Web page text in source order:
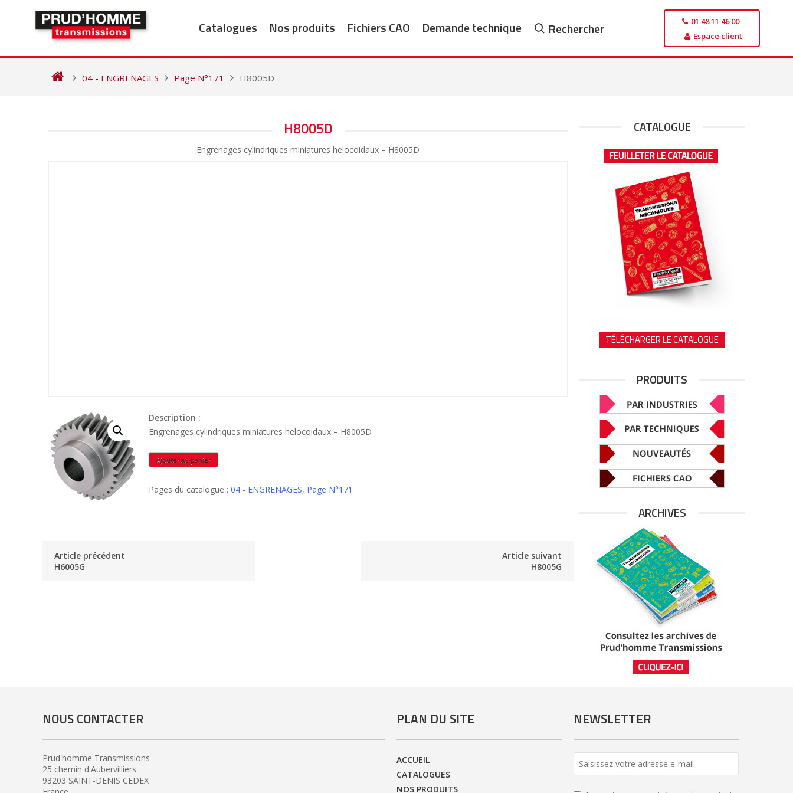
Catalogues Nos produits Fichiers CAO Demande technique Rechercher
01 48 11 46 00
Espace client
04 - ENGRENAGES Page N°171 H8005D
H8005D
Engrenages cylindriques miniatures helocoidaux – H8005D
Description :
Engrenages cylindriques miniatures helocoidaux – H8005D
quantité
de
Ajouter au panier
Pages du catalogue : 04 - ENGRENAGES, Page N°171
Article précédent
H6005G
Article suivant
H8005G
CATALOGUE
TÉLÉCHARGER LE CATALOGUE
PRODUITS
ARCHIVES
NOUS CONTACTER
Prud'homme Transmissions
25 chemin d'Aubervilliers
93203 SAINT-DENIS CEDEX
PLAN DU SITE
ACCUEIL
CATALOGUES
NOS PRODUITS
NEWSLETTER
Email *